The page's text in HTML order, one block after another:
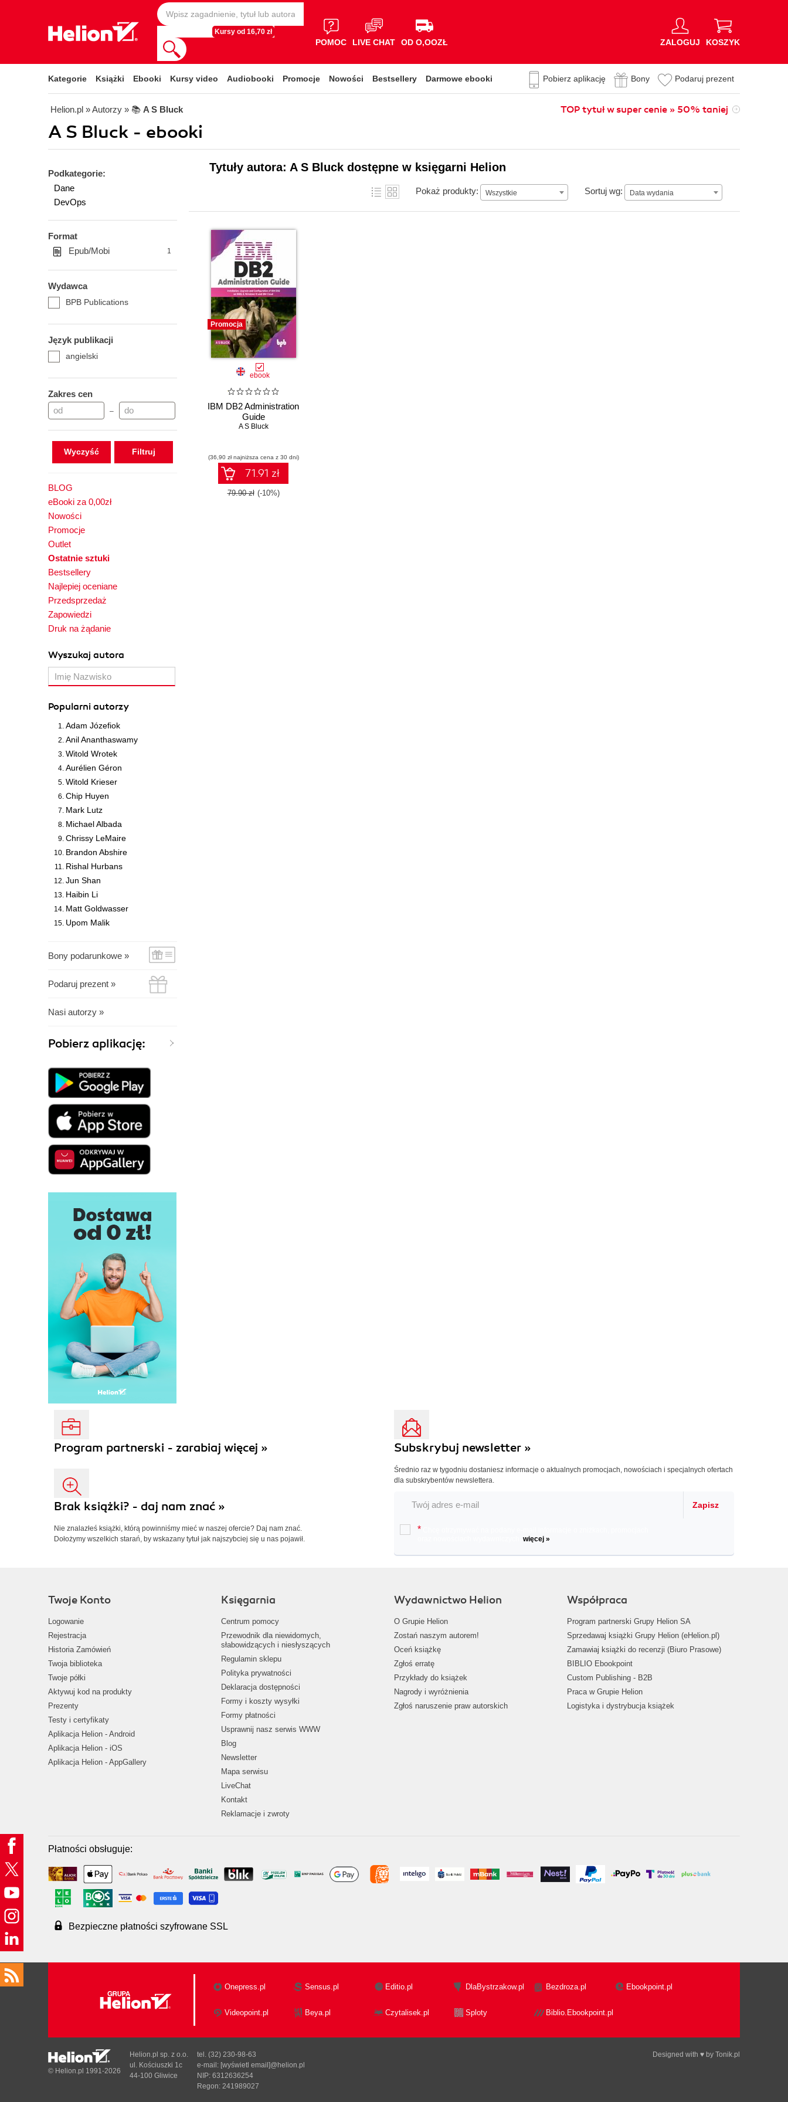
Kursy od 16,70 zł
POMOC LIVE CHAT OD O,OOZŁ ZALOGUJ KOSZYK
Kategorie Książki Ebooki Kursy video Audiobooki Promocje Nowości Bestsellery Darmowe ebooki Pobierz aplikację Bony Podaruj prezent
Helion.pl » Autorzy » 📚 A S Bluck TOP tytuł w super cenie » 50% taniej
A S Bluck - ebooki
Podkategorie:
Dane
DevOps
Format
Epub/Mobi
1
Wydawca
BPB Publications
Język publikacji
angielski
Zakres cen
–
Wyczyść
BLOG
eBooki za 0,00zł
Nowości
Promocje
Outlet
Ostatnie sztuki
Bestsellery
Najlepiej oceniane
Przedsprzedaż
Zapowiedzi
Druk na żądanie
Wyszukaj autora
Popularni autorzy
Adam Józefiok
Anil Ananthaswamy
Witold Wrotek
Aurélien Géron
Witold Krieser
Chip Huyen
Mark Lutz
Michael Albada
Chrissy LeMaire
Brandon Abshire
Rishal Hurbans
Jun Shan
Haibin Li
Matt Goldwasser
Upom Malik
Bony podarunkowe »
Podaruj prezent »
Nasi autorzy »
Pobierz aplikację:
Tytuły autora: A S Bluck dostępne w księgarni Helion
Pokaż produkty: Wszystkie Sortuj wg: Data wydania
Data wydania
Promocja
ebook
IBM DB2 Administration
Guide
A S Bluck
(36,90 zł najniższa cena z 30 dni)
71.91 zł
79.90 zł (-10%)
Program partnerski - zarabiaj więcej »
Brak książki? - daj nam znać »
Nie znalazłeś książki, którą powinniśmy mieć w naszej ofercie? Daj nam znać.
Dołożymy wszelkich starań, by wskazany tytuł jak najszybciej się u nas pojawił.
Subskrybuj newsletter »
Średnio raz w tygodniu dostaniesz informacje o aktualnych promocjach, nowościach i specjalnych ofertach
dla subskrybentów newslettera.
Zapisz
*
więcej »
Twoje Konto
Logowanie
Rejestracja
Historia Zamówień
Twoja biblioteka
Twoje półki
Aktywuj kod na produkty
Prezenty
Testy i certyfikaty
Aplikacja Helion - Android
Aplikacja Helion - iOS
Aplikacja Helion - AppGallery
Księgarnia
Centrum pomocy
Przewodnik dla niewidomych,
słabowidzących i niesłyszących
Regulamin sklepu
Polityka prywatności
Deklaracja dostępności
Formy i koszty wysyłki
Formy płatności
Usprawnij nasz serwis WWW
Blog
Newsletter
Mapa serwisu
LiveChat
Kontakt
Reklamacje i zwroty
Wydawnictwo Helion
O Grupie Helion
Zostań naszym autorem!
Oceń książkę
Zgłoś erratę
Przykłady do książek
Nagrody i wyróżnienia
Zgłoś naruszenie praw autorskich
Współpraca
Program partnerski Grupy Helion SA
Sprzedawaj książki Grupy Helion (eHelion.pl)
Zamawiaj książki do recenzji (Biuro Prasowe)
BIBLIO Ebookpoint
Custom Publishing - B2B
Praca w Grupie Helion
Logistyka i dystrybucja książek
Płatności obsługuje:
Bezpieczne płatności szyfrowane SSL
Onepress.pl Sensus.pl Editio.pl DlaBystrzakow.pl Bezdroza.pl Ebookpoint.pl
Videopoint.pl Beya.pl Czytalisek.pl Sploty Biblio.Ebookpoint.pl
Designed with ♥ by Tonik.pl
© Helion.pl 1991-2026
Helion.pl sp. z o.o.
ul. Kościuszki 1c
44-100 Gliwice
tel. (32) 230-98-63
e-mail: [wyświetl email]@helion.pl
NIP: 6312636254
Regon: 241989027